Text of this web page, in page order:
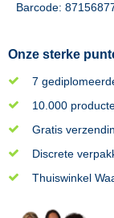
Barcode:
Onze sterke
7
10.000
Gratis
Discrete
Thuiswinkel